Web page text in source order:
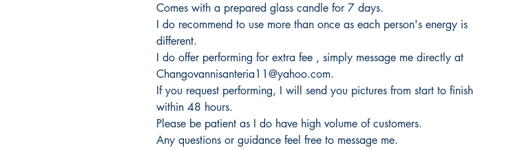
Comes with a prepared glass candle for 7 days.
I do recommend to use more than once as each person's energy is
different.
I do offer performing for extra fee , simply message me directly at
Changovannisanteria11@yahoo.com.
If you request performing, I will send you pictures from start to finish
within 48 hours.
Please be patient as I do have high volume of customers.
Any questions or guidance feel free to message me.